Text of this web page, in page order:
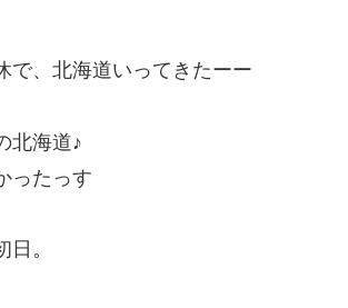
で、北海道いってきたーー
北海道♪
ったっす
日。